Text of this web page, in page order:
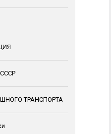
ТРАНСПОРТА